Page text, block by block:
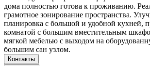
дома полностью готова к проживанию.
грамотное зонирование пространства.
планировка с большой и удобной кухней,
комнатой с большим вместительным
мягкой мебелью с выходом на
большим сан узлом.
Контакты